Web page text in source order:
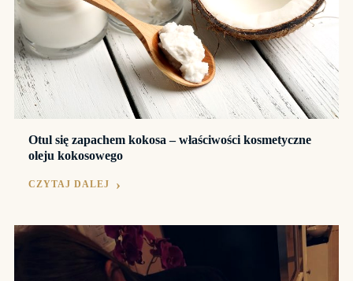
Otul się zapachem kokosa – właściwości kosmetyczne
oleju kokosowego
CZYTAJ DALEJ